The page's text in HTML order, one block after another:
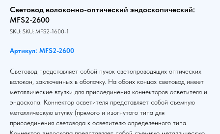
Световод волоконно-оптический эндоскопический:
MFS2-2600
SKU: SKU: MFS2-1600-1
Артикул: MFS2-2600
Световод представляет собой пучок светопроводящих оптических
волокон, заключенных в оболочку. На обоих концах световод имеет
металлические втулки для присоединения коннекторов осветителя и
эндоскопа. Коннектор осветителя представляет собой съемную
металлическую втулку (прямого и изогнутого типа для
присоединения световода к осветителю определенного типа.